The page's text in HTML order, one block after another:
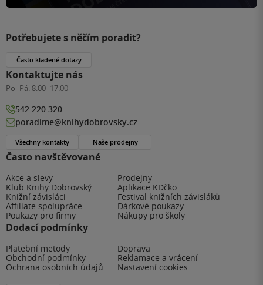
Často navštěvované
Akce a slevy
Prodejny
Klub Knihy Dobrovský
Aplikace KDčko
Knižní závisláci
Festival knižních závisláků
Affiliate spolupráce
Dárkové poukazy
Poukazy pro firmy
Nákupy pro školy
Dodací podmínky
Platební metody
Doprava
Obchodní podmínky
Reklamace a vrácení
Ochrana osobních údajů
Nastavení cookies
Potřebujete s něčím poradit?
Často kladené dotazy
Kontaktujte nás
Po–Pá: 8:00–17:00
542 220 320
poradime@knihydobrovsky.cz
Všechny kontakty Naše prodejny